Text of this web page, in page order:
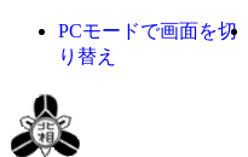
PCモードで画面を切
り替え